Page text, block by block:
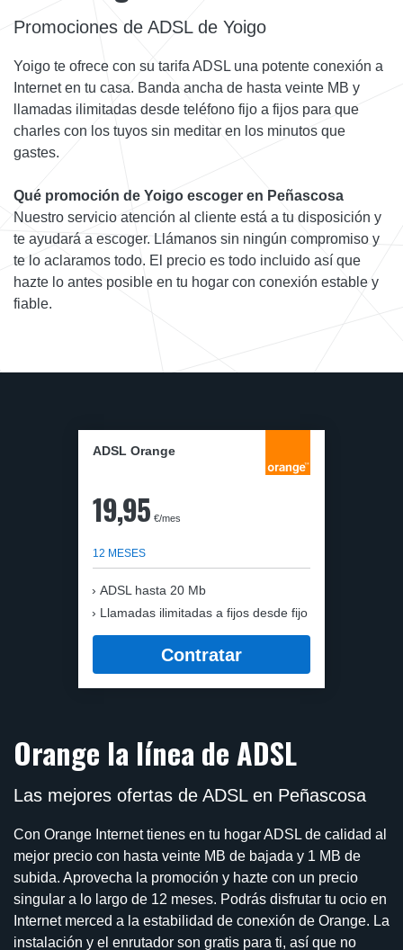
Promociones de ADSL de Yoigo
Yoigo te ofrece con su tarifa ADSL una potente conexión a
Internet en tu casa. Banda ancha de hasta veinte MB y
llamadas ilimitadas desde teléfono fijo a fijos para que
charles con los tuyos sin meditar en los minutos que
gastes.
Qué promoción de Yoigo escoger en Peñascosa
Nuestro servicio atención al cliente está a tu disposición y
te ayudará a escoger. Llámanos sin ningún compromiso y
te lo aclaramos todo. El precio es todo incluido así que
hazte lo antes posible en tu hogar con conexión estable y
fiable.
ADSL Orange
19,95 €/mes
12 MESES
ADSL hasta 20 Mb
Llamadas ilimitadas a fijos desde fijo
Contratar
Orange la línea de ADSL
Las mejores ofertas de ADSL en Peñascosa
Con Orange Internet tienes en tu hogar ADSL de calidad al
mejor precio con hasta veinte MB de bajada y 1 MB de
subida. Aprovecha la promoción y hazte con un precio
singular a lo largo de 12 meses. Podrás disfrutar tu ocio en
Internet merced a la estabilidad de conexión de Orange. La
instalación y el enrutador son gratis para ti, así que no